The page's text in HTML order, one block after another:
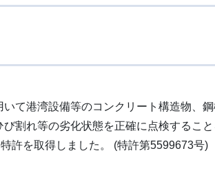
て港湾設備等のコンクリート構造物、
割れ等の劣化状態を正確に点検するこ
許を取得しました。 (特許第5599673号)